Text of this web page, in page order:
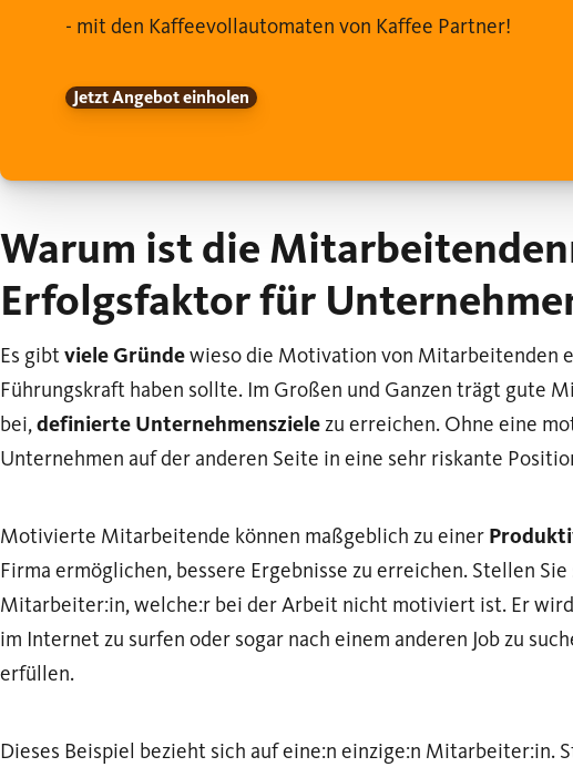
- mit den Kaffeevollautomaten von Kaffee Partner!
Jetzt Angebot einholen
Warum ist die
Erfolgsfaktor für
Es gibtviele Gründewieso die Motivation von Mitarbeitenden
Führungskraft haben sollte. Im Großen und Ganzen trägt gute
bei,definierte Unternehmenszielezu erreichen. Ohne eine
Unternehmen auf der anderen Seite in eine sehr riskante
Motivierte Mitarbeitende können maßgeblich zu einer
Firma ermöglichen, bessere Ergebnisse zu erreichen. Stellen
Mitarbeiter:in, welche:r bei der Arbeit nicht motiviert ist. Er
im Internet zu surfen oder sogar nach einem anderen Job zu
erfüllen.
Dieses Beispiel bezieht sich auf eine:n einzige:n Mitarbeiter:in.